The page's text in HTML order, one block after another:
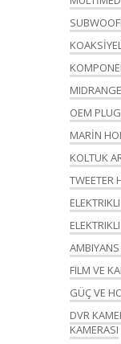
OEM
MARİN
KOLTUK
TWEETER
AMBIYANS
FILM VE
GÜÇ VE
DVR
KAMERASI